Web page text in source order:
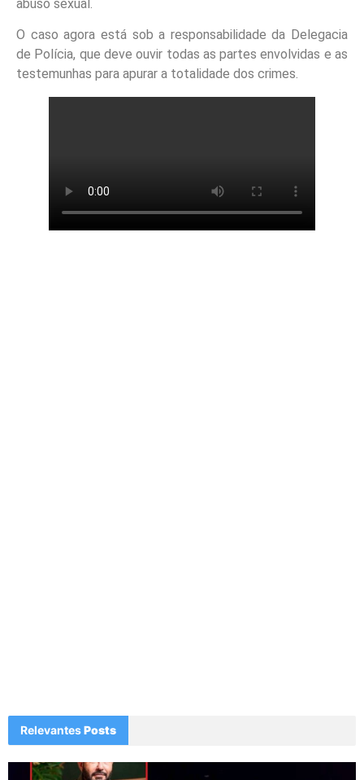
abuso sexual.
O caso agora está sob a responsabilidade da Delegacia
de Polícia, que deve ouvir todas as partes envolvidas e as
testemunhas para apurar a totalidade dos crimes.
RelevantesPosts